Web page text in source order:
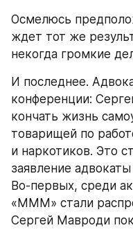
Осмелюсь
ждет тот же
некогда громкие
И последнее.
конференции:
кончать жизнь
товарищей по
и наркотиков. Это
заявление
Во-первых, среди
«МММ» стали
Сергей Мавроди